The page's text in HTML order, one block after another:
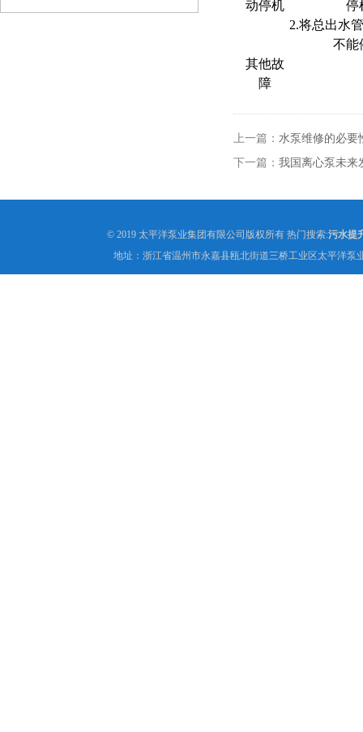
动停机
停
2.将总出水
不能
其他故
障
上一篇： 水泵维修的必要
下一篇： 我国离心泵未来
© 2019 太平洋泵业集团有限公司版权所有 热门搜索:污水提
地址：浙江省温州市永嘉县瓯北街道三桥工业区太平洋泵